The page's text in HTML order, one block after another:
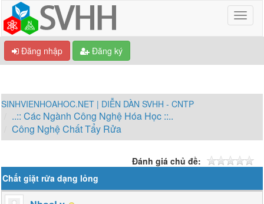
Đăng nhập Đăng ký
SINHVIENHOAHOC.NET | DIỄN DÀN SVHH - CNTP
..:: Các Ngành Công Nghệ Hóa Học ::..
Công Nghệ Chất Tẩy Rửa
Đánh giá chủ đề:
Chất giặt rửa dạng lỏng